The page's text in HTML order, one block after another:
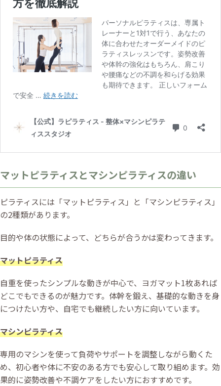
マットピラティスとマシンピラティスの違い
ピラティスには「マットピラティス」と「マシンピラティス」
の2種類があります。
目的や体の状態によって、どちらが合うかは変わってきます。
マットピラティス
自重を使ったシンプルな動きが中心で、ヨガマット1枚あれば
どこでもできるのが魅力です。体幹を鍛え、基礎的な動きを身
につけたい方や、自宅でも継続したい方に向いています。
マシンピラティス
専用のマシンを使って負荷やサポートを調整しながら動くた
め、初心者や体に不安のある方でも安心して取り組めます。効
果的に姿勢改善や不調ケアをしたい方におすすめです。